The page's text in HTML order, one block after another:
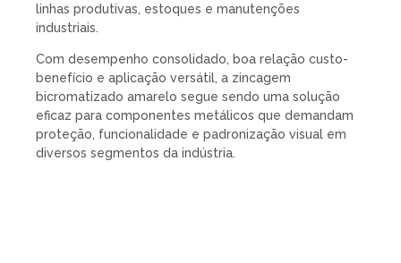
linhas produtivas, estoques e manutenções
industriais.
Com desempenho consolidado, boa relação custo-
benefício e aplicação versátil, a zincagem
bicromatizado amarelo segue sendo uma solução
eficaz para componentes metálicos que demandam
proteção, funcionalidade e padronização visual em
diversos segmentos da indústria.